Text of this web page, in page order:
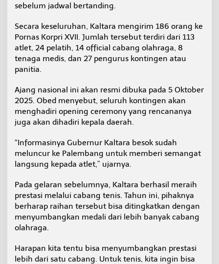
sebelum jadwal bertanding.
Secara keseluruhan, Kaltara mengirim 186 orang ke
Pornas Korpri XVII. Jumlah tersebut terdiri dari 113
atlet, 24 pelatih, 14 official cabang olahraga, 8
tenaga medis, dan 27 pengurus kontingen atau
panitia.
Ajang nasional ini akan resmi dibuka pada 5 Oktober
2025. Obed menyebut, seluruh kontingen akan
menghadiri opening ceremony yang rencananya
juga akan dihadiri kepala daerah.
“Informasinya Gubernur Kaltara besok sudah
meluncur ke Palembang untuk memberi semangat
langsung kepada atlet,” ujarnya.
Pada gelaran sebelumnya, Kaltara berhasil meraih
prestasi melalui cabang tenis. Tahun ini, pihaknya
berharap raihan tersebut bisa ditingkatkan dengan
menyumbangkan medali dari lebih banyak cabang
olahraga.
Harapan kita tentu bisa menyumbangkan prestasi
lebih dari satu cabang. Untuk tenis, kita ingin bisa